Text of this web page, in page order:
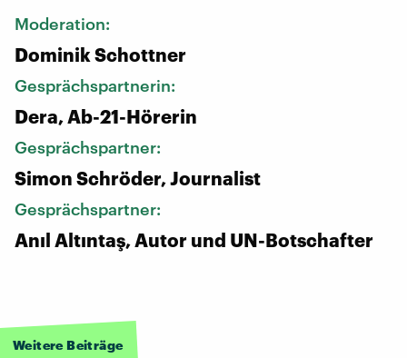
Moderation:
Dominik Schottner
Gesprächspartnerin:
Dera, Ab-21-Hörerin
Gesprächspartner:
Simon Schröder, Journalist
Gesprächspartner:
Anıl Altıntaş, Autor und UN-Botschafter
Weitere Beiträge